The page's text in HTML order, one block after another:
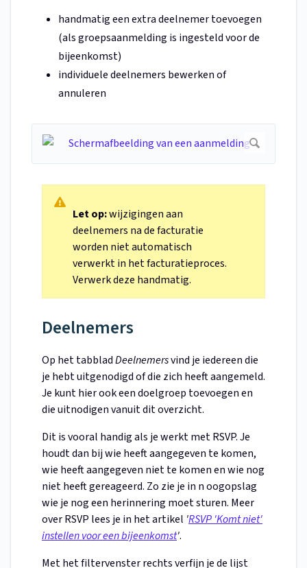
handmatig een extra deelnemer toevoegen
(als groepsaanmelding is ingesteld voor de
bijeenkomst)
individuele deelnemers bewerken of
annuleren
Let op:wijzigingen aan
deelnemers na de facturatie
worden niet automatisch
verwerkt in het facturatieproces.
Verwerk deze handmatig.
Deelnemers
Op het tabbladDeelnemersvind je iedereen die
je hebt uitgenodigd of die zich heeft aangemeld.
Je kunt hier ook een doelgroep toevoegen en
die uitnodigen vanuit dit overzicht.
Dit is vooral handig als je werkt met RSVP. Je
houdt dan bij wie heeft aangegeven te komen,
wie heeft aangegeven niet te komen en wie nog
niet heeft gereageerd. Zo zie je in n oogopslag
wie je nog een herinnering moet sturen. Meer
over RSVP lees je in het artikel 'RSVP 'Komt niet'
instellen voor een bijeenkomst'.
Met het filtervenster rechts verfijn je de lijst